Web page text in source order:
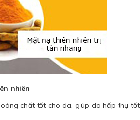
nhiên
chất tốt cho da, giúp da hấp thụ tốt